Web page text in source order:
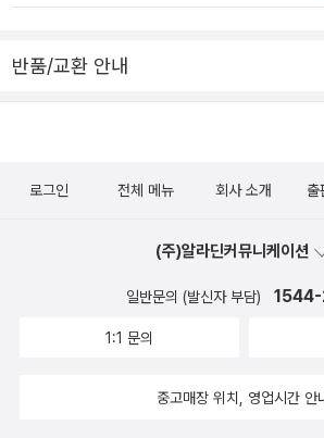
다.1. 우리가 빛의 속도로 나아갈 수 없다면 /
보니 어랏! 이건 전혀 예상치 못한 이야기인
지 모를 이야기들에 공감했다.작가의 상상력
그렇게 흥미롭게 읽고 덮어두었는데 시간이
죽음 뒤에는 어떤 자료가 담길지도 생각해 볼
상 읽을 수 있는 책이라지만 세계사를 1도 모
책이다.구어체라서 편하게 흐름을 이해할 수
해하기 쉽다고 했다.내년엔 원서로 도전해 보
슨의 책은 두번째다.전작과 마찬가지로 상당
반품/교환 안내
로그인 전체 메뉴 회사 소개 출
(주)알라딘커뮤니케이션
일반문의 (발신자 부담)
1:1 문의
중고매장 위치, 영업시간 안